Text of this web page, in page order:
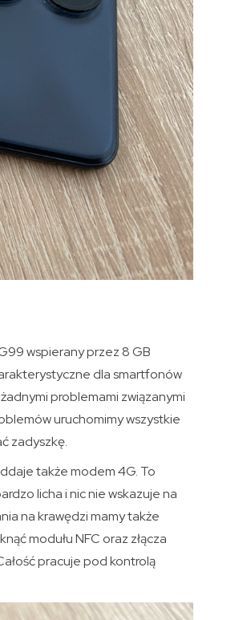
wspierany przez 8 GB
dla smartfonów
problemami związanymi
uruchomimy wszystkie
zadyszkę.
także modem 4G. To
licha i nic nie wskazuje na
na krawędzi mamy także
modułu NFC oraz złącza
pracuje pod kontrolą